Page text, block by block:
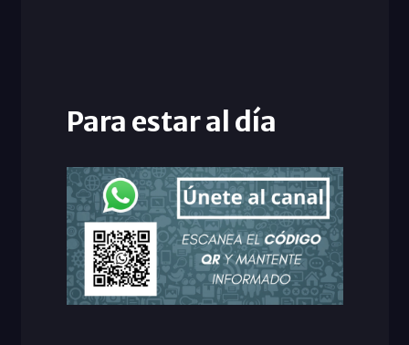
Para estar al día